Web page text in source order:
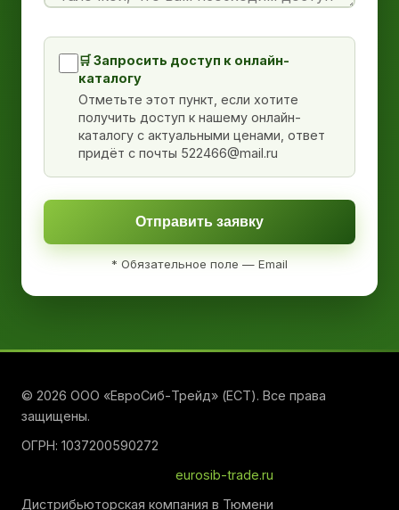
🛒 Запросить доступ к онлайн-
каталогу
Отметьте этот пункт, если хотите
получить доступ к нашему онлайн-
каталогу с актуальными ценами, ответ
придёт с почты 522466@mail.ru
Отправить заявку
* Обязательное поле — Email
© 2026 ООО «ЕвроСиб-Трейд» (ЕСТ). Все права
защищены.
ОГРН: 1037200590272
eurosib-trade.ru
Дистрибьюторская компания в Тюмени